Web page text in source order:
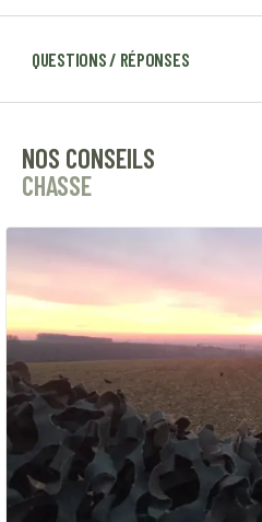
QUESTIONS / RÉPONSES
NOS CONSEILS
CHASSE